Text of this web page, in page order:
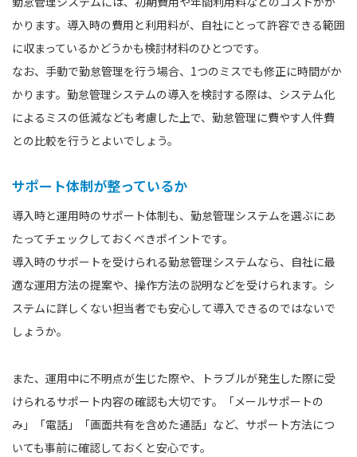
かります。導入時の費用と利用料が、自社にとって許容できる範囲
に収まっているかどうかも検討材料のひとつです。
なお、手動で勤怠管理を行う場合、1つのミスでも修正に時間がか
かります。勤怠管理システムの導入を検討する際は、システム化
によるミスの低減なども考慮した上で、勤怠管理に費やす人件費
との比較を行うとよいでしょう。
サポート体制が整っているか
導入時と運用時のサポート体制も、勤怠管理システムを選ぶにあ
たってチェックしておくべきポイントです。
導入時のサポートを受けられる勤怠管理システムなら、自社に最
適な運用方法の提案や、操作方法の説明などを受けられます。シ
ステムに詳しくない担当者でも安心して導入できるのではないで
しょうか。
また、運用中に不明点が生じた際や、トラブルが発生した際に受
けられるサポート内容の確認も大切です。「メールサポートの
み」「電話」「画面共有を含めた通話」など、サポート方法につ
いても事前に確認しておくと安心です。